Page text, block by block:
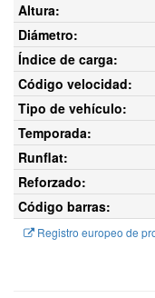
Altura:
Diámetro:
Índice de carga:
Código velocidad:
Tipo de vehículo:
Temporada:
Runflat:
Reforzado:
Código barras:
Registro europeo de